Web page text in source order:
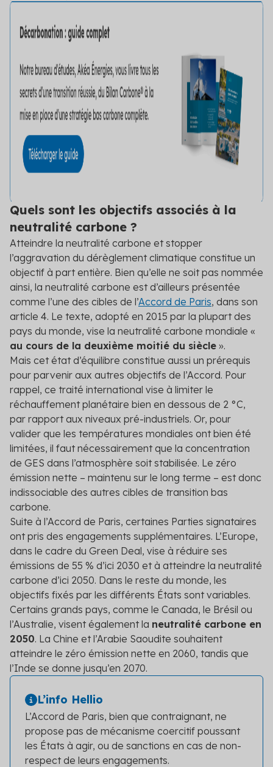
Quels sont les objectifs associés à la
neutralité carbone ?
Atteindre la neutralité carbone et stopper
l’aggravation du dérèglement climatique constitue un
objectif à part entière. Bien qu’elle ne soit pas nommée
ainsi, la neutralité carbone est d’ailleurs présentée
comme l’une des cibles de l’Accord de Paris, dans son
article 4. Le texte, adopté en 2015 par la plupart des
pays du monde, vise la neutralité carbone mondiale «
au cours de la deuxième moitié du siècle ».
Mais cet état d’équilibre constitue aussi un prérequis
pour parvenir aux autres objectifs de l’Accord. Pour
rappel, ce traité international vise à limiter le
réchauffement planétaire bien en dessous de 2 °C,
par rapport aux niveaux pré-industriels. Or, pour
valider que les températures mondiales ont bien été
limitées, il faut nécessairement que la concentration
de GES dans l’atmosphère soit stabilisée. Le zéro
émission nette – maintenu sur le long terme – est donc
indissociable des autres cibles de transition bas
carbone.
Suite à l’Accord de Paris, certaines Parties signataires
ont pris des engagements supplémentaires. L’Europe,
dans le cadre du Green Deal, vise à réduire ses
émissions de 55 % d’ici 2030 et à atteindre la neutralité
carbone d’ici 2050. Dans le reste du monde, les
objectifs fixés par les différents États sont variables.
Certains grands pays, comme le Canada, le Brésil ou
l’Australie, visent également la neutralité carbone en
2050. La Chine et l’Arabie Saoudite souhaitent
atteindre le zéro émission nette en 2060, tandis que
l’Inde se donne jusqu’en 2070.
L’info Hellio
L’Accord de Paris, bien que contraignant, ne
propose pas de mécanisme coercitif poussant
les États à agir, ou de sanctions en cas de non-
respect de leurs engagements.